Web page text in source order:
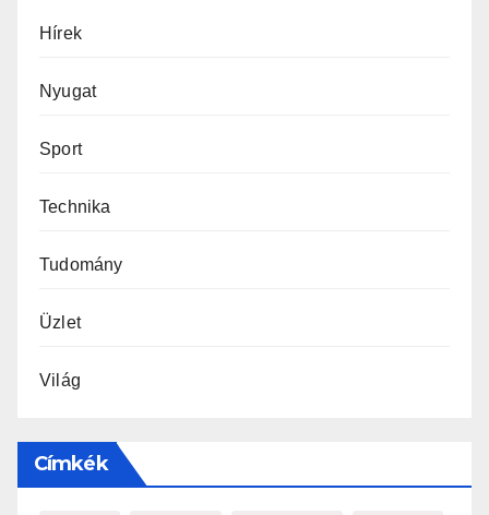
Hírek
Nyugat
Sport
Technika
Tudomány
Üzlet
Világ
Címkék